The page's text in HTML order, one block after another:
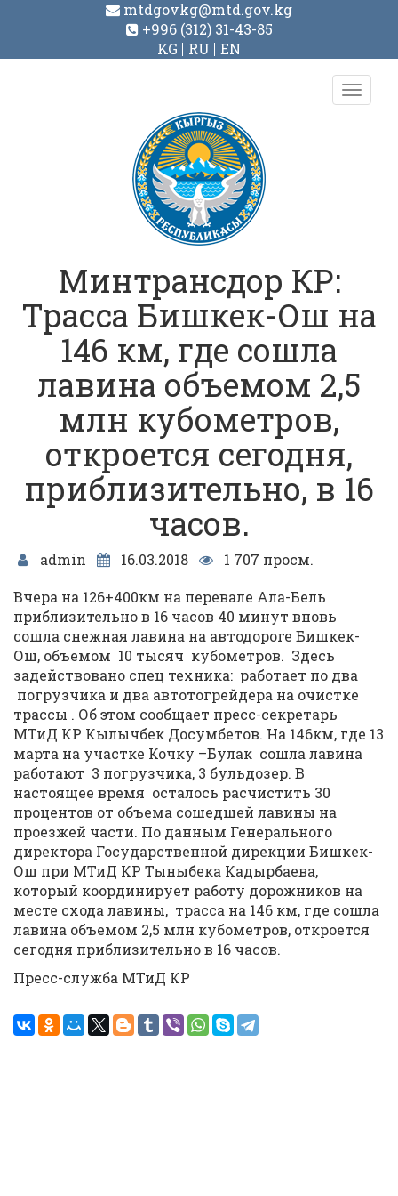
mtdgovkg@mtd.gov.kg
+996 (312) 31-43-85
KG
RU EN
Toggle
Минтрансдор КР:
Трасса Бишкек-Ош на
146 км, где сошла
лавина объемом 2,5
млн кубометров,
откроется сегодня,
приблизительно, в 16
часов.
admin 16.03.2018
1 707 просм.
Вчера на 126+400км на перевале Ала-Бель
приблизительно в 16 часов 40 минут вновь
сошла снежная лавина на автодороге Бишкек-
Ош, объемом 10 тысяч кубометров. Здесь
задействовано спец техника: работает по два
погрузчика и два автотогрейдера на очистке
трассы . Об этом сообщает пресс-секретарь
МТиД КР Кылычбек Досумбетов. На 146км, где 13
марта на участке Кочку –Булак сошла лавина
работают 3 погрузчика, 3 бульдозер. В
настоящее время осталось расчистить 30
процентов от объема сошедшей лавины на
проезжей части. По данным Генерального
директора Государственной дирекции Бишкек-
Ош при МТиД КР Тыныбека Кадырбаева,
который координирует работу дорожников на
месте схода лавины, трасса на 146 км, где сошла
лавина объемом 2,5 млн кубометров, откроется
сегодня приблизительно в 16 часов.
Пресс-служба МТиД КР